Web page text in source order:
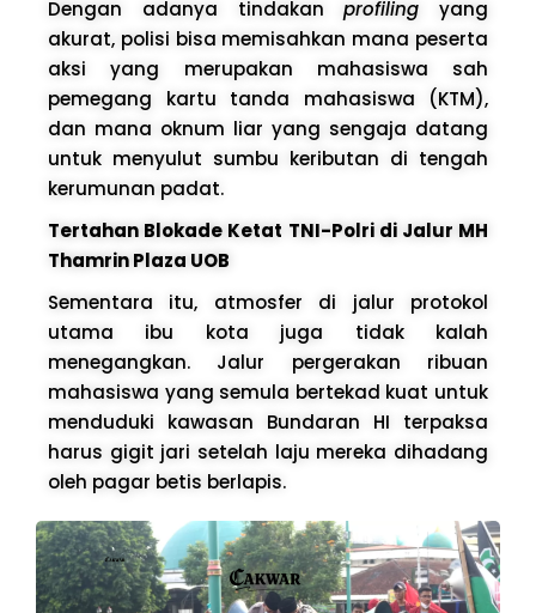
Dengan adanya tindakanprofiling yang
akurat, polisi bisa memisahkan mana peserta
aksi yang merupakan mahasiswa sah
pemegang kartu tanda mahasiswa (KTM),
dan mana oknum liar yang sengaja datang
untuk menyulut sumbu keributan di tengah
kerumunan padat.
Tertahan Blokade Ketat TNI-Polri di Jalur MH
Thamrin Plaza UOB
Sementara itu, atmosfer di jalur protokol
utama ibu kota juga tidak kalah
menegangkan. Jalur pergerakan ribuan
mahasiswa yang semula bertekad kuat untuk
menduduki kawasan Bundaran HI terpaksa
harus gigit jari setelah laju mereka dihadang
oleh pagar betis berlapis.